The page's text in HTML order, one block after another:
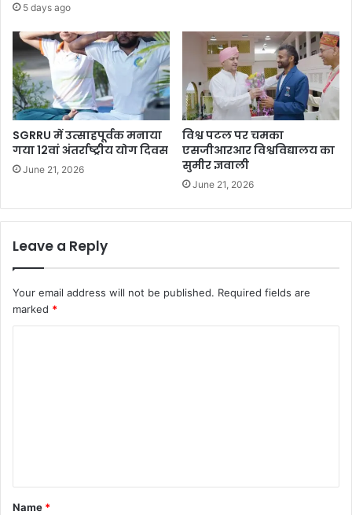
5 days ago
SGRRU में उत्साहपूर्वक मनाया
गया 12वां अंतर्राष्ट्रीय योग दिवस
June 21, 2026
विश्व पटल पर चमका
एसजीआरआर विश्वविद्यालय का
सुमीर ज्ञवाली
June 21, 2026
Leave a Reply
Your email address will not be published. Required fields are
marked *
*
Name *